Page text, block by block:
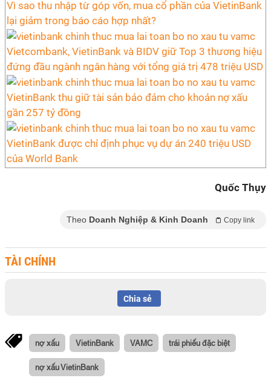
Vì sao thu nhập từ góp vốn, mua cổ phần của VietinBank
lại giảm trong báo cáo hợp nhất?
Vietcombank, VietinBank và BIDV giữ Top 3 thương hiệu
đứng đầu ngành ngân hàng với tổng giá trị 478 triệu USD
VietinBank thu giữ tài sản bảo đảm cho khoản nợ xấu
gần 257 tỷ đồng
VietinBank được chỉ định phục vụ dự án 240 triệu USD
của World Bank
Quốc Thụy
Theo Doanh Nghiệp & Kinh Doanh Copy link
TÀI CHÍNH
Chia sẻ
nợ xấu VietinBank VAMC trái phiếu đặc biệt
nợ xấu VietinBank